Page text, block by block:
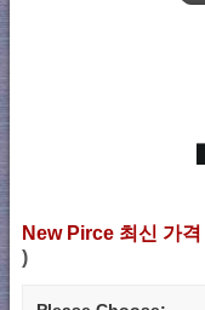
New Pirce 최신 가격
)